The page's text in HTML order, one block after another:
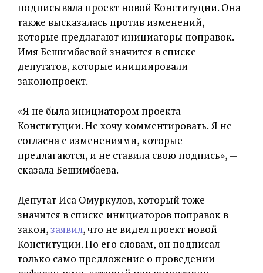
подписывала проект новой Конституции. Она
также высказалась против изменений,
которые предлагают инициаторы поправок.
Имя Бешимбаевой значится в списке
депутатов, которые инициировали
законопроект.
«Я не была инициатором проекта
Конституции. Не хочу комментировать. Я не
согласна с изменениями, которые
предлагаются, и не ставила свою подпись», —
сказала Бешимбаева.
Депутат Иса Омуркулов, который тоже
значится в списке инициаторов поправок в
закон,заявил, что не видел проект новой
Конституции. По его словам, он подписал
только само предложение о проведении